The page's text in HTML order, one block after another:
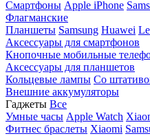
Смартфоны Apple iPhone
Флагманские
Планшеты Samsung Huawei
Аксессуары для смартфонов
Кнопочные мобильные
Аксессуары для планшетов
Кольцевые лампы Со
Внешние аккумуляторы
Гаджеты Все
Умные часы Apple Watch
Фитнес браслеты Xiaomi